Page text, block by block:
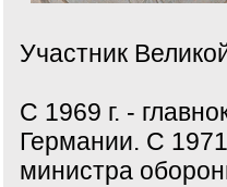
Участник
С 1969 г. -
Германии. С
министра